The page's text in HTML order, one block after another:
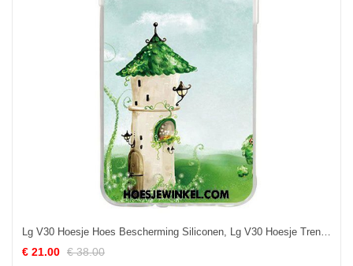
Lg V30 Hoesje Hoes Bescherming Siliconen, Lg V30 Hoesje Trendy Merk Roze
€ 21.00 € 38.00